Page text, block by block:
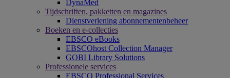
DynaMed
Tijdschriften, pakketten en magazines
Dienstverlening abonnementenbeheer
Boeken en e-collecties
EBSCO eBooks
EBSCOhost Collection Manager
GOBI Library Solutions
Professionele services
EBSCO Professional Services